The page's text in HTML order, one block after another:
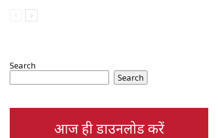
Search
Search
आज ही डाउनलोड करें